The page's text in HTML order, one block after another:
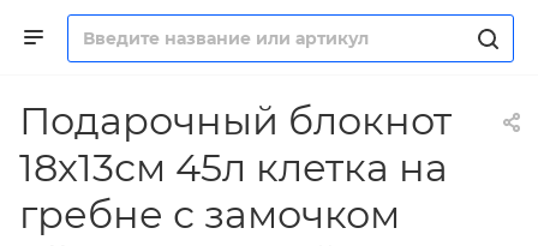
Подарочный блокнот
18х13см 45л клетка на
гребне с замочком